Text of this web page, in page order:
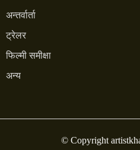
अन्तर्वार्ता
ट्रेलर
फिल्मी समीक्षा
अन्य
© Copyright